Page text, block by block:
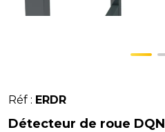
Réf : ERDR
Détecteur de roue DQN